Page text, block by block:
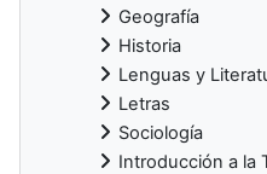
Geografía
Historia
Lenguas y
Letras
Sociología
Introducción a la